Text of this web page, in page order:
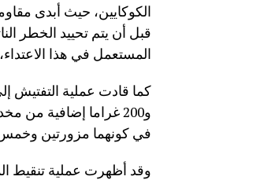
الكوكايين، حيث أبدى
قبل أن يتم تحييد الخطر
المستعمل في هذا
كما قادت عملية التفتيش
و200 غراما إضافية من
في كونهما مزورتين
وقد أظهرت عملية تنقيط